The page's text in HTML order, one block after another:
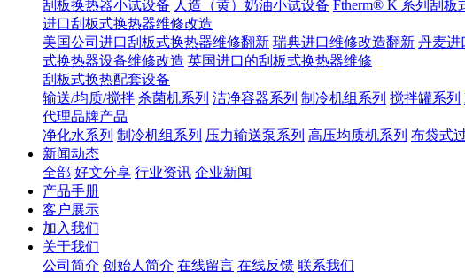
刮板换热器小试设备 人造（黄）奶油小试设备 Ftherm® K 系列刮板
进口刮板式换热器维修改造
美国公司进口刮板式换热器维修翻新 瑞典进口维修改造翻新 丹麦进
式换热器设备维修改造 英国进口的刮板式换热器维修
刮板式换热配套设备
输送/均质/搅拌 杀菌机系列 洁净容器系列 制冷机组系列 搅拌罐系列
代理品牌产品
净化水系列 制冷机组系列 压力输送泵系列 高压均质机系列 布袋式
新闻动态
全部 好文分享 行业资讯 企业新闻
产品手册
客户展示
加入我们
关于我们
公司简介 创始人简介 在线留言 在线反馈 联系我们